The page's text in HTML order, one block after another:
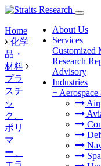
About Us
Services
Customized
Research
Advisory
Industries
+
Home
化学
品・
材料
プラ
スチ
ッ
ク、
ポリ
マ
ー、